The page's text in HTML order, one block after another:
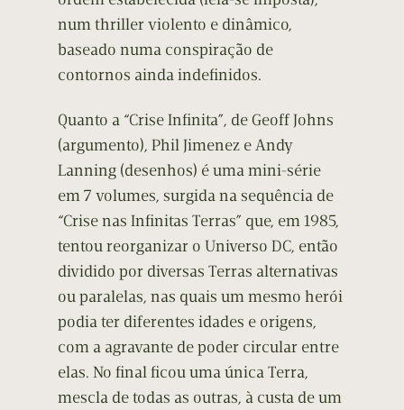
num thriller violento e dinâmico,
baseado numa conspiração de
contornos ainda indefinidos.
Quanto a “Crise Infinita”, de Geoff Johns
(argumento), Phil Jimenez e Andy
Lanning (desenhos) é uma mini-série
em 7 volumes, surgida na sequência de
“Crise nas Infinitas Terras” que, em 1985,
tentou reorganizar o Universo DC, então
dividido por diversas Terras alternativas
ou paralelas, nas quais um mesmo herói
podia ter diferentes idades e origens,
com a agravante de poder circular entre
elas. No final ficou uma única Terra,
mescla de todas as outras, à custa de um